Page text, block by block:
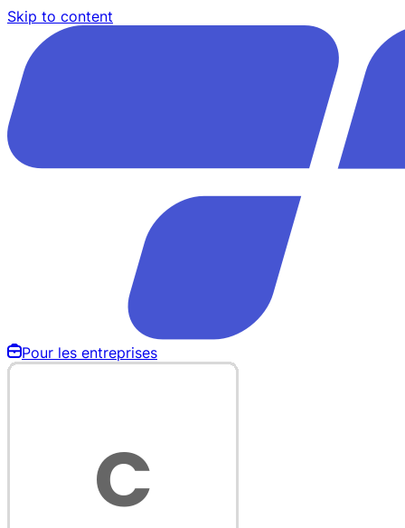
Skip to content
Pour les entreprises